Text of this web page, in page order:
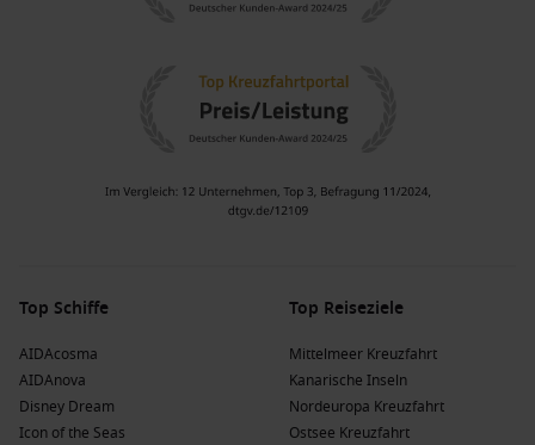
Top Schiffe
AIDAcosma
AIDAnova
Disney Dream
Icon of the Seas
Top Reiseziele
Mittelmeer Kreuzfahrt
Kanarische Inseln
Nordeuropa Kreuzfahrt
Ostsee Kreuzfahrt